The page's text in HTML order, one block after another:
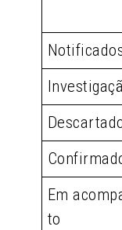
Em
to